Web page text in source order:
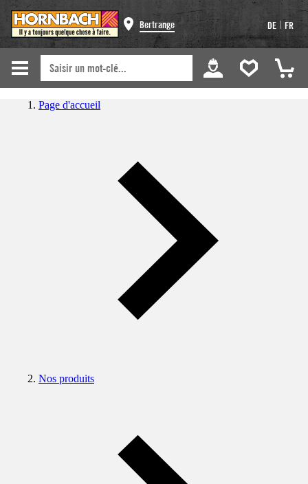
Bertrange DE | FR
Page d'accueil
Nos produits